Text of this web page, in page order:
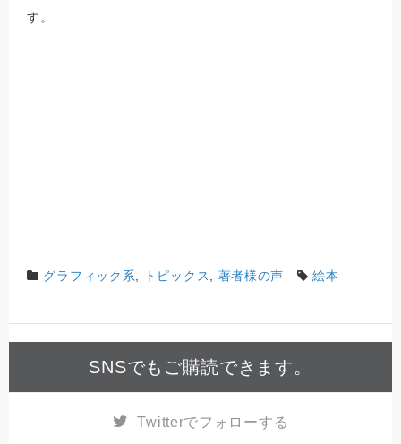
す。
グラフィック系 トピックス 著者様の声 絵本
SNSでもご購読できます。
Twitterでフォローする